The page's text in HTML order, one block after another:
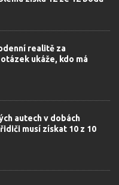
realitě za
ukáže, kdo má
autech v dobách
musí získat 10 z 10